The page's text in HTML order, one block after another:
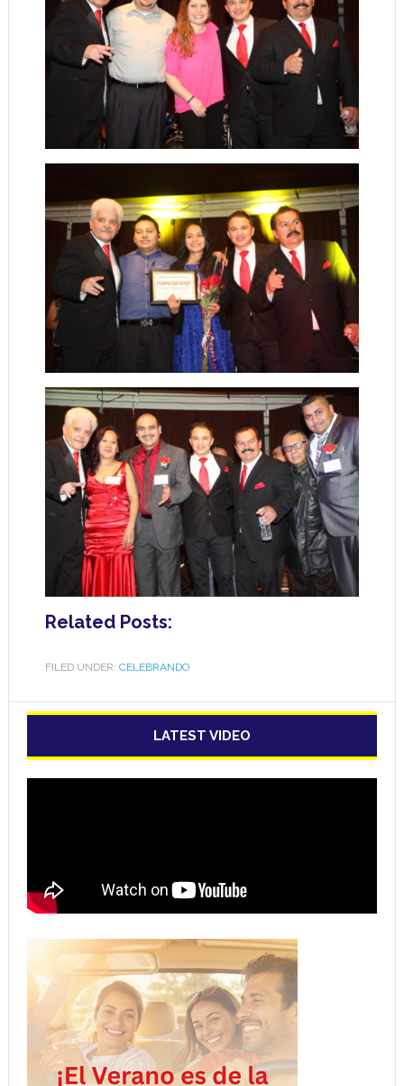
Related Posts:
FILED UNDER: CELEBRANDO
LATEST VIDEO